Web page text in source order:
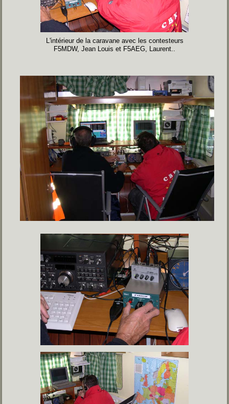
L'intérieur de la caravane avec les contesteurs
F5MDW, Jean Louis et F5AEG, Laurent..